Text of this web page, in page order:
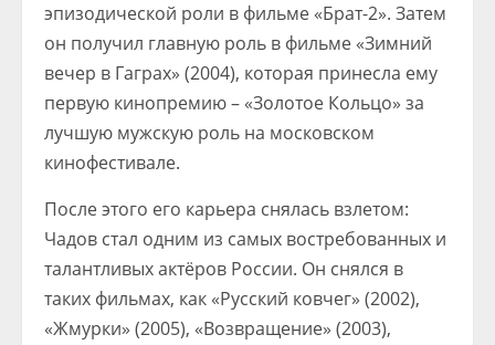
эпизодической роли в фильме «Брат-2». Затем
он получил главную роль в фильме «Зимний
вечер в Гаграх» (2004), которая принесла ему
первую кинопремию – «Золотое Кольцо» за
лучшую мужскую роль на московском
кинофестивале.
После этого его карьера снялась взлетом:
Чадов стал одним из самых востребованных и
талантливых актёров России. Он снялся в
таких фильмах, как «Русский ковчег» (2002),
«Жмурки» (2005), «Возвращение» (2003),